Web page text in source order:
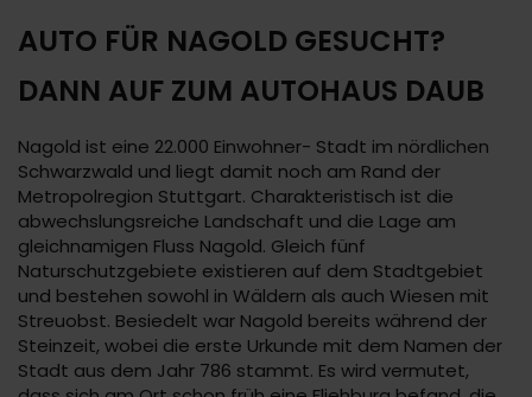
AUTO FÜR NAGOLD GESUCHT?
DANN AUF ZUM AUTOHAUS DAUB
Nagold ist eine 22.000 Einwohner- Stadt im nördlichen
Schwarzwald und liegt damit noch am Rand der
Metropolregion Stuttgart. Charakteristisch ist die
abwechslungsreiche Landschaft und die Lage am
gleichnamigen Fluss Nagold. Gleich fünf
Naturschutzgebiete existieren auf dem Stadtgebiet
und bestehen sowohl in Wäldern als auch Wiesen mit
Streuobst. Besiedelt war Nagold bereits während der
Steinzeit, wobei die erste Urkunde mit dem Namen der
Stadt aus dem Jahr 786 stammt. Es wird vermutet,